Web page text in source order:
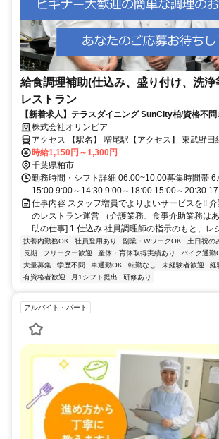
給食調理補助(仕込み、盛り付け、洗浄
レストラン
【新着求人】テラスダイニング SunCity柏/資格不
できるカンタンなお仕事です♪
株式会社オリンピア
アクセス 【駅名】 増尾駅【アクセス】 東武野田
歩6分
時給1,150円～1,300円
千葉県柏市
勤務時間・シフト詳細 06:00~10:00募集時間帯
15:00 9:00～14:30 9:00～18:00 15:00～20:30
仕事内容 スタッフ増員でよりよいサービスを!!
のレストラン運営 （介護業務、食事介助業務は
助の仕事] 1.仕込み 社員調理師の指示のもと、レ
扶養内勤務OK 社員登用あり 副業・WワークOK 土日祝の
長期
フリーター歓迎 産休・育休取得実績あり バイク通勤
大量募集
学歴不問 車通勤OK 転勤なし 未経験者歓迎 経
有資格者歓迎
月1シフト提出 研修あり
アルバイト・パート